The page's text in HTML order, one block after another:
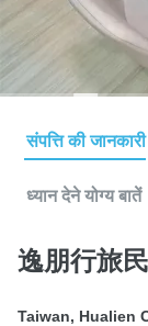
संपत्ति की जानकारी
ध्यान देने योग्य बातें
逸朋行旅
Taiwan, Hualien